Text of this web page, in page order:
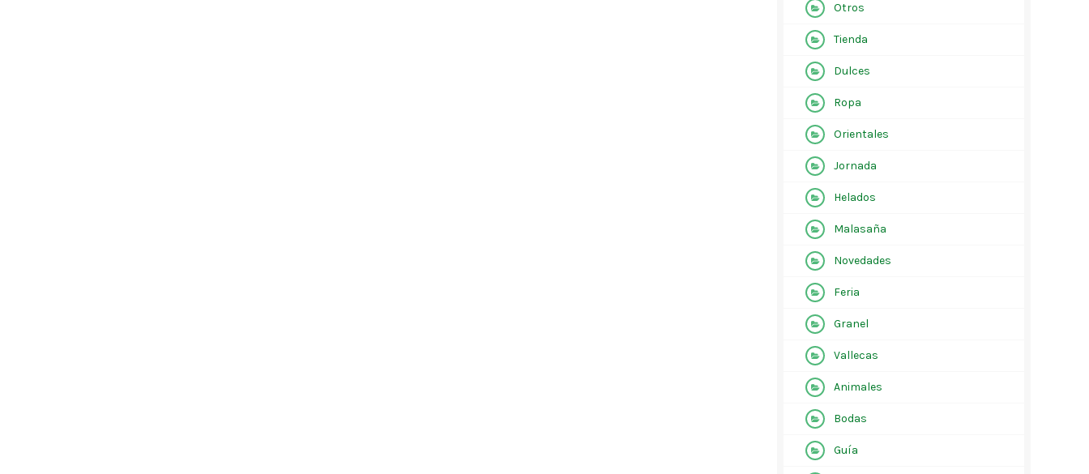
Otros
Tienda
Dulces
Ropa
Orientales
Jornada
Helados
Malasaña
Novedades
Feria
Granel
Vallecas
Animales
Bodas
Guía